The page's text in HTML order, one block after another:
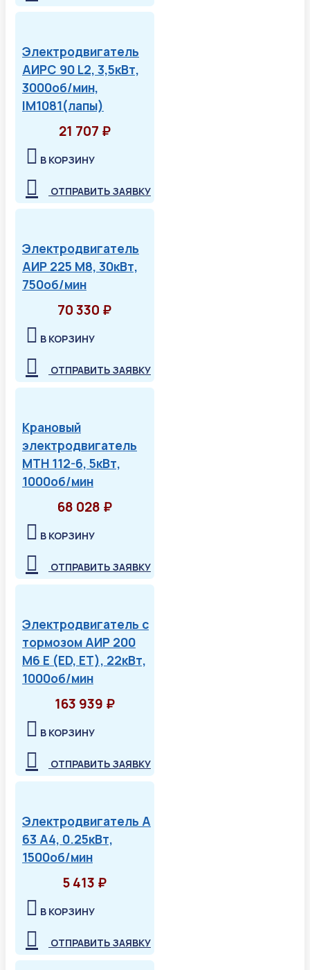
Электродвигатель
АИРС 90 L2, 3,5кВт,
3000об/мин,
IM1081(лапы)
21 707 ₽
В КОРЗИНУ
ОТПРАВИТЬ ЗАЯВКУ
Электродвигатель
АИР 225 М8, 30кВт,
750об/мин
70 330 ₽
В КОРЗИНУ
ОТПРАВИТЬ ЗАЯВКУ
Крановый
электродвигатель
МТН 112-6, 5кВт,
1000об/мин
68 028 ₽
В КОРЗИНУ
ОТПРАВИТЬ ЗАЯВКУ
Электродвигатель с
тормозом АИР 200
М6 Е (ED, ET), 22кВт,
1000об/мин
163 939 ₽
В КОРЗИНУ
ОТПРАВИТЬ ЗАЯВКУ
Электродвигатель А
63 А4, 0.25кВт,
1500об/мин
5 413 ₽
В КОРЗИНУ
ОТПРАВИТЬ ЗАЯВКУ